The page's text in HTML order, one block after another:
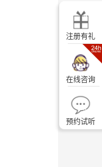
注册有礼
在线咨询
预约试听